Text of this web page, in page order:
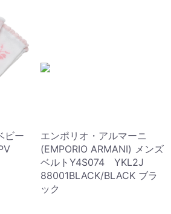
ビー
エンポリオ・アルマーニ
(EMPORIO ARMANI) メンズ
ベルトY4S074 YKL2J
88001BLACK/BLACK ブラ
ック